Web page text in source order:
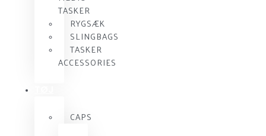
TASKER
RYGSÆK
SLINGBAGS
TASKER
ACCESSORIES
CAPS